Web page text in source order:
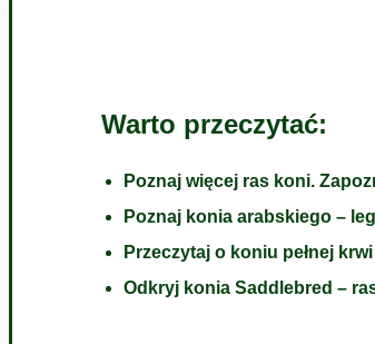
Warto przeczytać:
Poznaj więcej ras koni.
Poznaj konia arabskiego –
Przeczytaj o koniu pełnej
Odkryj konia Saddlebred –